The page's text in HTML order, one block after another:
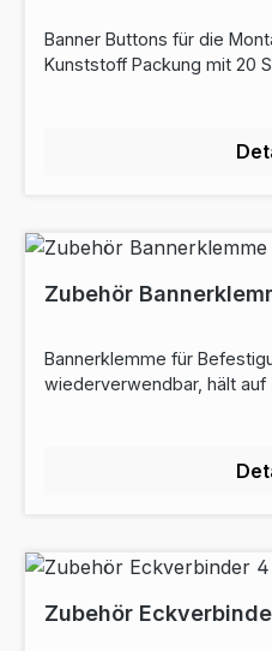
Banner Buttons für die
Zubehör
Bannerklemme für
Zubehör